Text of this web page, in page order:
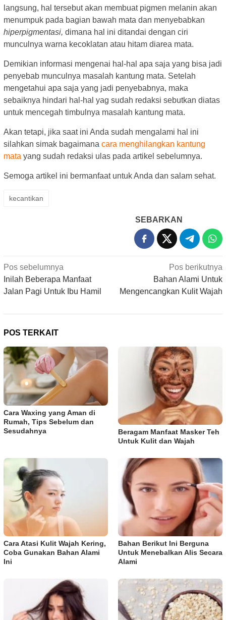
langsung, hal tersebut akan membuat pigmen melanin akan
menumpuk pada bagian bawah mata dan menyebabkan
hiperpigmentasi, dimana hal ini ditandai dengan ciri
munculnya warna kecoklatan atau hitam diarea mata.
Demikian informasi mengenai hal-hal apa saja yang bisa jadi
penyebab munculnya masalah kantung mata. Setelah
mengetahui apa saja yang jadi penyebabnya, maka
sebaiknya hindari hal-hal yag sudah redaksi sebutkan diatas
untuk mencegah timbulnya masalah kantung mata.
Akan tetapi, jika saat ini Anda sudah mengalami hal ini
silahkan simak bagaimana cara menghilangkan kantung
mata yang sudah redaksi ulas pada artikel sebelumnya.
Semoga artikel ini bermanfaat untuk Anda dan salam sehat.
kecantikan
SEBARKAN
Navigasi
pos
Pos sebelumnya
Inilah Beberapa Manfaat
Jalan Pagi Untuk Ibu Hamil
Pos berikutnya
Bahan Alami Untuk
Mengencangkan Kulit Wajah
POS TERKAIT
Cara Waxing yang Aman di
Rumah, Tips Sebelum dan
Sesudahnya
Beragam Manfaat Masker Teh
Untuk Kulit dan Wajah
Cara Atasi Kulit Wajah Kering,
Coba Gunakan Bahan Alami
Ini
Bahan Berikut Ini Berguna
Untuk Menebalkan Alis Secara
Alami